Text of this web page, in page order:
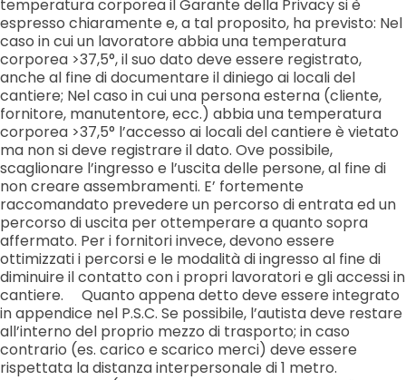
temperatura corporea il Garante della Privacy si è
espresso chiaramente e, a tal proposito, ha previsto: Nel
caso in cui un lavoratore abbia una temperatura
corporea >37,5°, il suo dato deve essere registrato,
anche al fine di documentare il diniego ai locali del
cantiere; Nel caso in cui una persona esterna (cliente,
fornitore, manutentore, ecc.) abbia una temperatura
corporea >37,5° l’accesso ai locali del cantiere è vietato
ma non si deve registrare il dato. Ove possibile,
scaglionare l’ingresso e l’uscita delle persone, al fine di
non creare assembramenti. E’ fortemente
raccomandato prevedere un percorso di entrata ed un
percorso di uscita per ottemperare a quanto sopra
affermato. Per i fornitori invece, devono essere
ottimizzati i percorsi e le modalità di ingresso al fine di
diminuire il contatto con i propri lavoratori e gli accessi in
cantiere. Quanto appena detto deve essere integrato
in appendice nel P.S.C. Se possibile, l’autista deve restare
all’interno del proprio mezzo di trasporto; in caso
contrario (es. carico e scarico merci) deve essere
rispettata la distanza interpersonale di 1 metro.